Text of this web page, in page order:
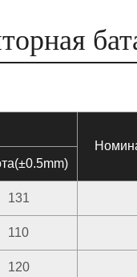
131
110
120